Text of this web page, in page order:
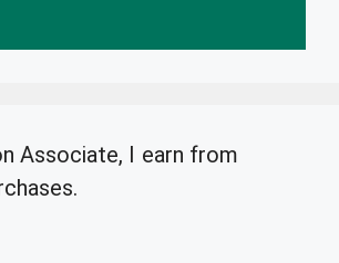
Associate, I earn from